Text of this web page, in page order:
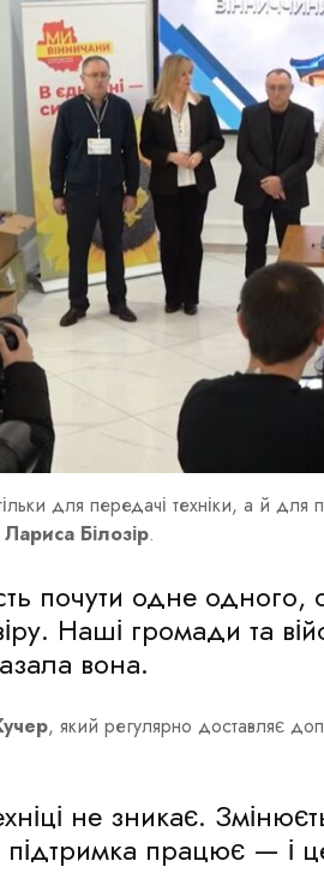
для передачі техніки, а й
Лариса Білозір.
почути одне одного,
Наші громади та
вона.
, який регулярно доставляє
не зникає.
працює — і